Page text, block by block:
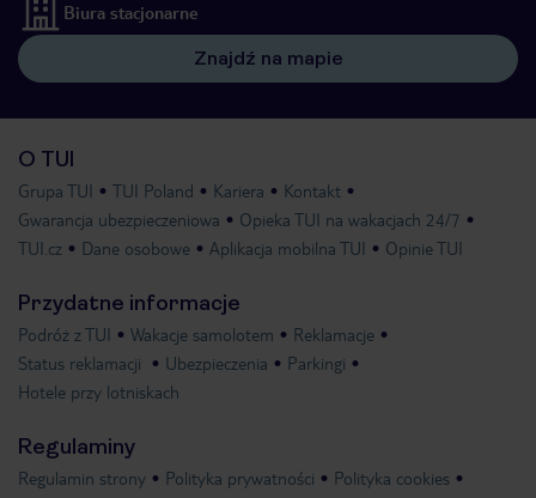
Biura stacjonarne
Znajdź na mapie
O TUI
Grupa TUI TUI Poland Kariera
Kontakt
Gwarancja ubezpieczeniowa
Opieka TUI na wakacjach 24/7
TUI.cz
Dane osobowe Aplikacja mobilna TUI Opinie TUI
Przydatne informacje
Podróż z TUI Wakacje samolotem
Reklamacje
Status reklamacji
Ubezpieczenia
Parkingi
Hotele przy lotniskach
Regulaminy
Regulamin strony Polityka prywatności
Polityka cookies